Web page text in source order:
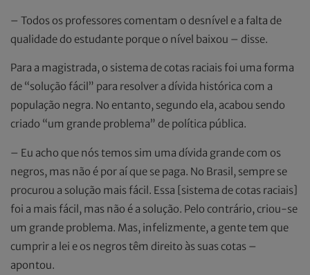
– Todos os professores comentam o desnível e a falta de
qualidade do estudante porque o nível baixou – disse.
Para a magistrada, o sistema de cotas raciais foi uma forma
de “solução fácil” para resolver a dívida histórica com a
população negra. No entanto, segundo ela, acabou sendo
criado “um grande problema” de política pública.
– Eu acho que nós temos sim uma dívida grande com os
negros, mas não é por aí que se paga. No Brasil, sempre se
procurou a solução mais fácil. Essa [sistema de cotas raciais]
foi a mais fácil, mas não é a solução. Pelo contrário, criou-se
um grande problema. Mas, infelizmente, a gente tem que
cumprir a lei e os negros têm direito às suas cotas –
apontou.